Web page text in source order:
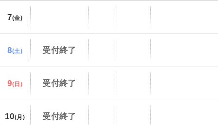
7(金)
8(土) 受付終了
9(日) 受付終了
10(月) 受付終了